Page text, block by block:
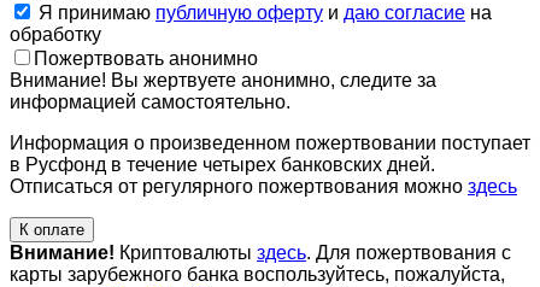
Я принимаю публичную оферту и даю согласие на
обработку
Пожертвовать анонимно
Внимание! Вы жертвуете анонимно, следите за
информацией самостоятельно.
Информация о произведенном пожертвовании поступает
в Русфонд в течение четырех банковских дней.
Отписаться от регулярного пожертвования можно здесь
К оплате
Внимание! Криптовалюты здесь. Для пожертвования с
карты зарубежного банка воспользуйтесь, пожалуйста,